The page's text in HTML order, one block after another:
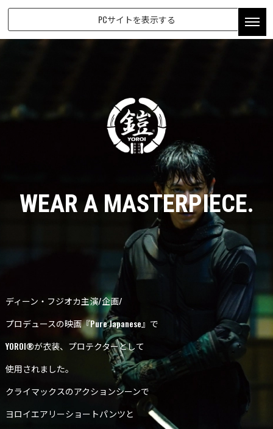
PCサイトを表示する
WEAR A MASTERPIECE.
ディーン・フジオカ主演/企画/
プロデュースの映画『Pure Japanese』で
YOROI®︎が衣装、プロテクターとして
使用されました。
クライマックスのアクションシーンで
ヨロイエアリーショートパンツと